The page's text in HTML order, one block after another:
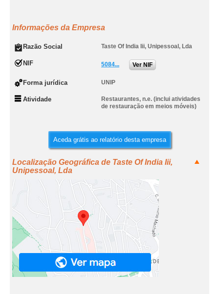
Informações da Empresa
Razão Social Taste Of India Iii, Unipessoal, Lda
NIF 5084... Ver NIF
Forma jurídica UNIP
Atividade
Restaurantes, n.e. (inclui atividades
de restauração em meios móveis)
Aceda grátis ao relatório desta empresa
Localização Geográfica de Taste Of India Iii,
Unipessoal, Lda